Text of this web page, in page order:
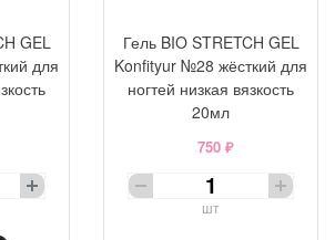
GEL
для
Гель BIO STRETCH GEL
Konfityur №28 жёсткий для
ногтей низкая вязкость
20мл
750 ₽
шт